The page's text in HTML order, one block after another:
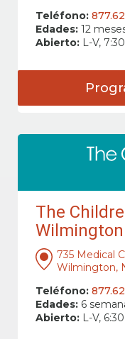
Teléfono:
Edades: 12
Abierto: L-V,
The
735 Medical
Wilmington,
Teléfono:
Edades: 6
Abierto: L-V,